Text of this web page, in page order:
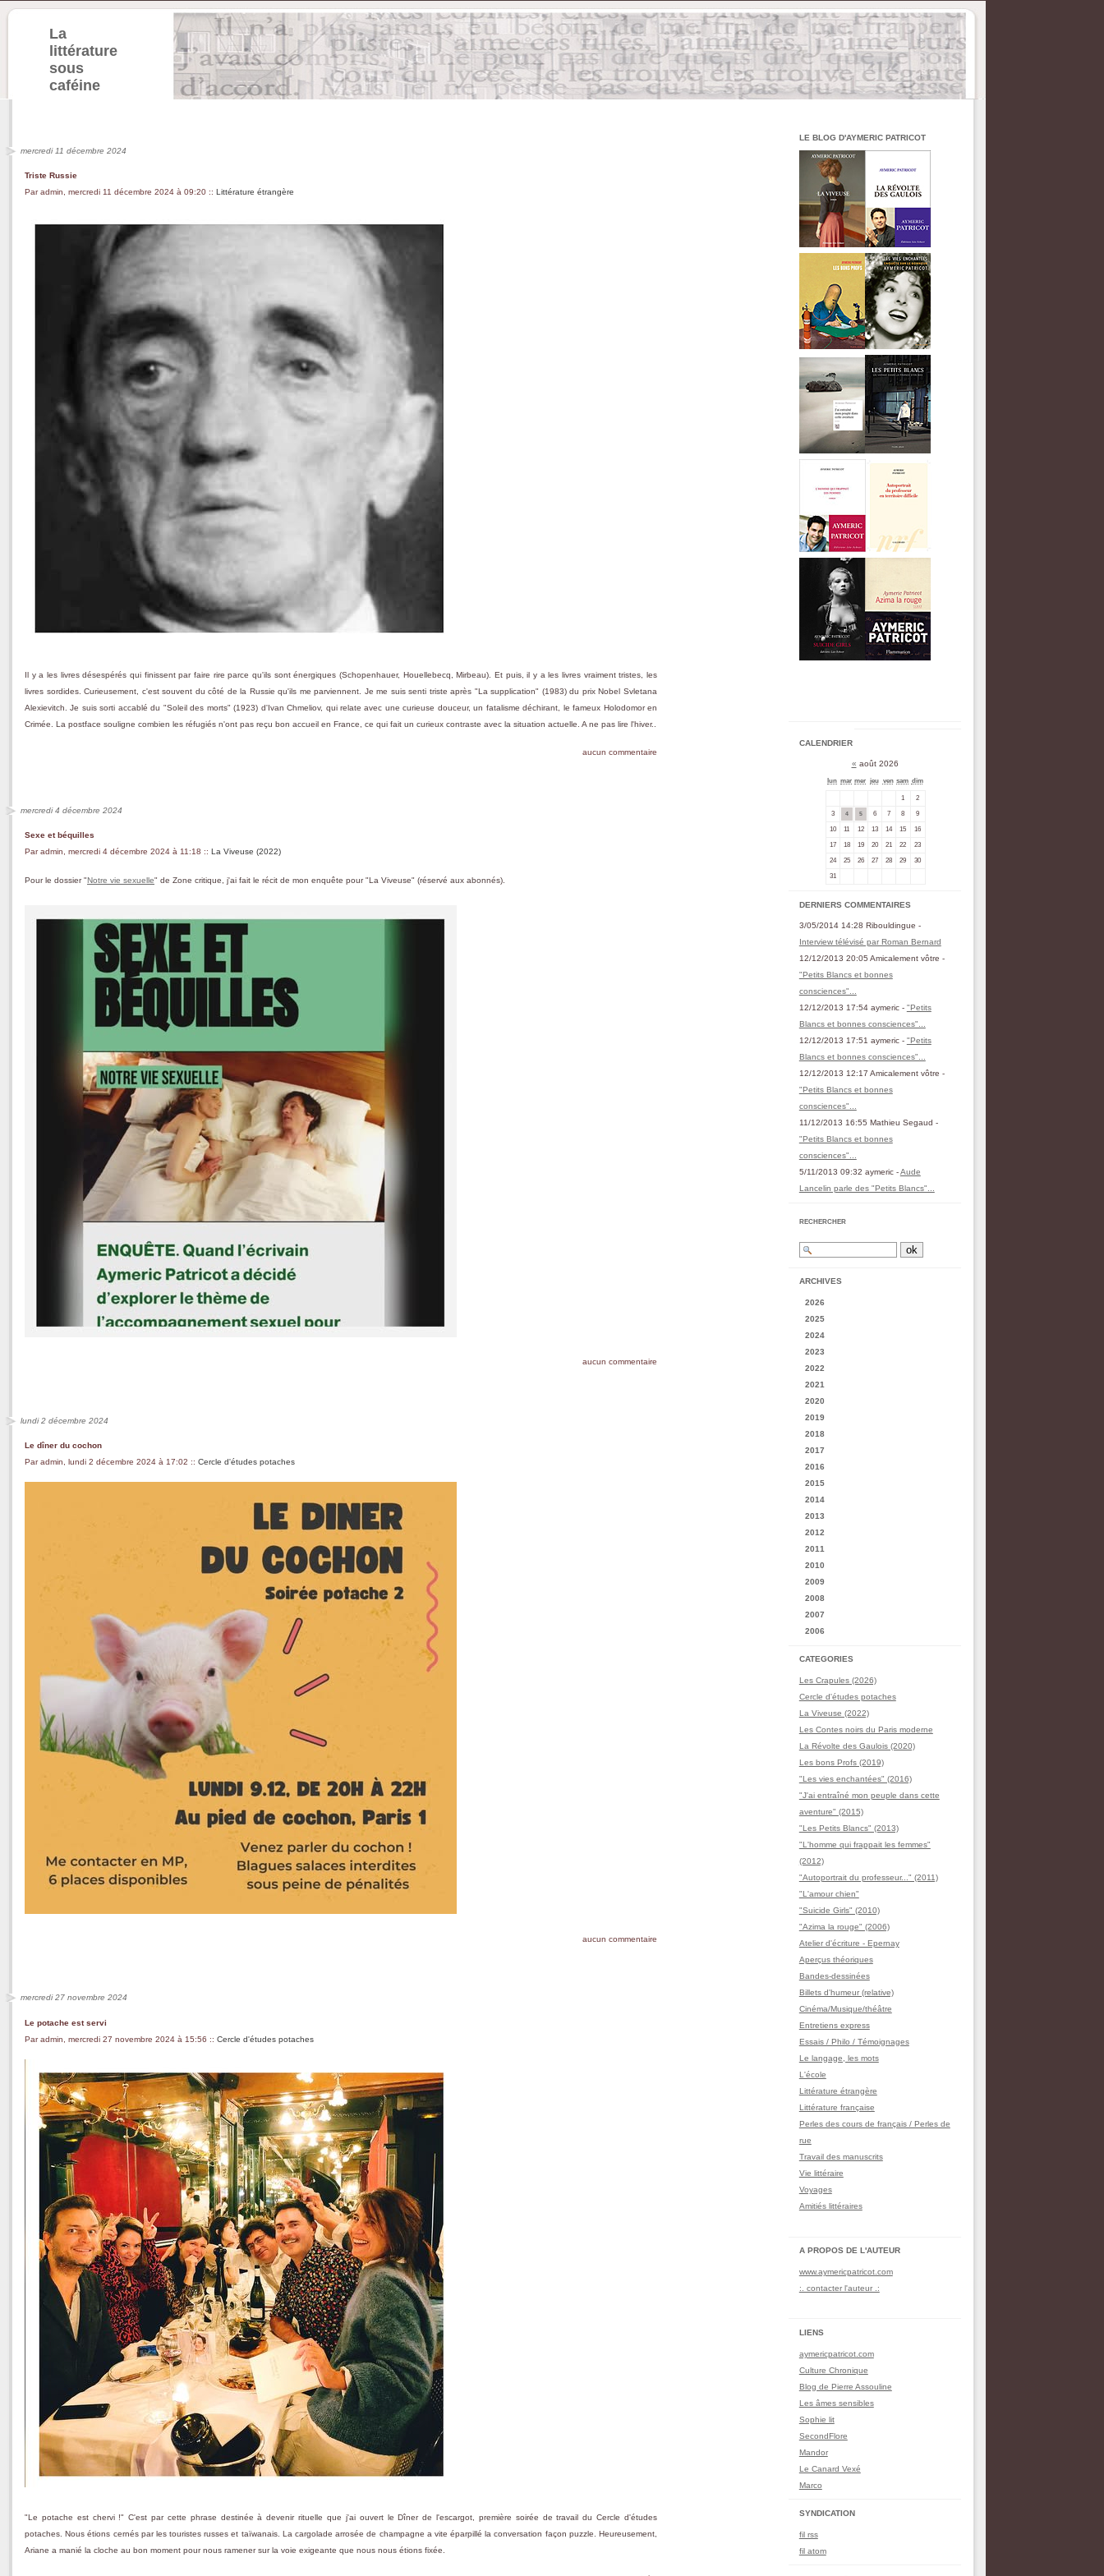
La
littérature
sous
caféine
mercredi 11 décembre 2024
Triste Russie
Par admin, mercredi 11 décembre 2024 à 09:20 :: Littérature étrangère
Il y a les livres désespérés qui finissent par faire rire parce qu'ils sont énergiques (Schopenhauer, Houellebecq, Mirbeau). Et puis, il y a les livres vraiment tristes, les
livres sordides. Curieusement, c'est souvent du côté de la Russie qu'ils me parviennent. Je me suis senti triste après "La supplication" (1983) du prix Nobel Svletana
Alexievitch. Je suis sorti accablé du "Soleil des morts" (1923) d'Ivan Chmeliov, qui relate avec une curieuse douceur, un fatalisme déchirant, le fameux Holodomor en
Crimée. La postface souligne combien les réfugiés n'ont pas reçu bon accueil en France, ce qui fait un curieux contraste avec la situation actuelle. A ne pas lire l'hiver..
aucun commentaire
mercredi 4 décembre 2024
Sexe et béquilles
Par admin, mercredi 4 décembre 2024 à 11:18 :: La Viveuse (2022)
Pour le dossier "Notre vie sexuelle" de Zone critique, j'ai fait le récit de mon enquête pour "La Viveuse" (réservé aux abonnés).
aucun commentaire
lundi 2 décembre 2024
Le dîner du cochon
Par admin, lundi 2 décembre 2024 à 17:02 :: Cercle d'études potaches
aucun commentaire
mercredi 27 novembre 2024
Le potache est servi
Par admin, mercredi 27 novembre 2024 à 15:56 :: Cercle d'études potaches
"Le potache est chervi !" C'est par cette phrase destinée à devenir rituelle que j'ai ouvert le Dîner de l'escargot, première soirée de travail du Cercle d'études
potaches. Nous étions cernés par les touristes russes et taïwanais. La cargolade arrosée de champagne a vite éparpillé la conversation façon puzzle. Heureusement,
Ariane a manié la cloche au bon moment pour nous ramener sur la voie exigeante que nous nous étions fixée.
LE BLOG D'AYMERIC PATRICOT
CALENDRIER
« août 2026
lun mar mer jeu ven sam dim
1 2
3 4 5 6 7 8 9
10 11 12 13 14 15 16
17 18 19 20 21 22 23
24 25 26 27 28 29 30
31
DERNIERS COMMENTAIRES
3/05/2014 14:28 Ribouldingue -
Interview télévisé par Roman Bernard
12/12/2013 20:05 Amicalement vôtre -
"Petits Blancs et bonnes
consciences"...
12/12/2013 17:54 aymeric - "Petits
Blancs et bonnes consciences"...
12/12/2013 17:51 aymeric - "Petits
Blancs et bonnes consciences"...
12/12/2013 12:17 Amicalement vôtre -
"Petits Blancs et bonnes
consciences"...
11/12/2013 16:55 Mathieu Segaud -
"Petits Blancs et bonnes
consciences"...
5/11/2013 09:32 aymeric -Aude
Lancelin parle des "Petits Blancs"...
RECHERCHER
ARCHIVES
2026
2025
2024
2023
2022
2021
2020
2019
2018
2017
2016
2015
2014
2013
2012
2011
2010
2009
2008
2007
2006
CATEGORIES
Les Crapules (2026)
Cercle d'études potaches
La Viveuse (2022)
Les Contes noirs du Paris moderne
La Révolte des Gaulois (2020)
Les bons Profs (2019)
"Les vies enchantées" (2016)
"J'ai entraîné mon peuple dans cette
aventure" (2015)
"Les Petits Blancs" (2013)
"L'homme qui frappait les femmes"
(2012)
"Autoportrait du professeur..." (2011)
"L'amour chien"
"Suicide Girls" (2010)
"Azima la rouge" (2006)
Atelier d'écriture - Epernay
Aperçus théoriques
Bandes-dessinées
Billets d'humeur (relative)
Cinéma/Musique/théâtre
Entretiens express
Essais / Philo / Témoignages
Le langage, les mots
L'école
Littérature étrangère
Littérature française
Perles des cours de français / Perles de
rue
Travail des manuscrits
Vie littéraire
Voyages
Amitiés littéraires
A PROPOS DE L'AUTEUR
www.aymericpatricot.com
:. contacter l'auteur .:
LIENS
aymericpatricot.com
Culture Chronique
Blog de Pierre Assouline
Les âmes sensibles
Sophie lit
SecondFlore
Mandor
Le Canard Vexé
Marco
SYNDICATION
fil rss
fil atom